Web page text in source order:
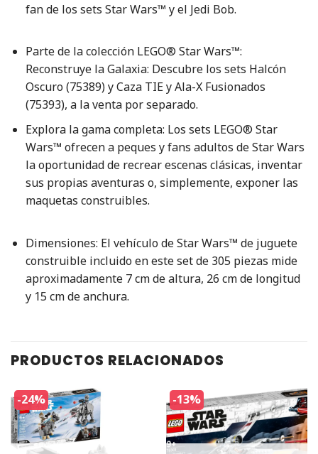
fan de los sets Star Wars™ y el Jedi Bob.
Parte de la colección LEGO® Star Wars™:
Reconstruye la Galaxia: Descubre los sets Halcón
Oscuro (75389) y Caza TIE y Ala-X Fusionados
(75393), a la venta por separado.
Explora la gama completa: Los sets LEGO® Star
Wars™ ofrecen a peques y fans adultos de Star Wars
la oportunidad de recrear escenas clásicas, inventar
sus propias aventuras o, simplemente, exponer las
maquetas construibles.
Dimensiones: El vehículo de Star Wars™ de juguete
construible incluido en este set de 305 piezas mide
aproximadamente 7 cm de altura, 26 cm de longitud
y 15 cm de anchura.
PRODUCTOS RELACIONADOS
-24% -13%